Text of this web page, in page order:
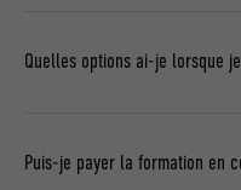
bancaire ou Amazon Pay.
Quelles options ai-je lorsque
en 30 jours ou en
Puis-je payer la formation en